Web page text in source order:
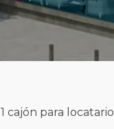
1 cajón para locatario